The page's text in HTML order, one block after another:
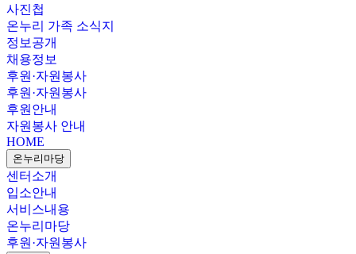
사진첩
온누리 가족 소식지
정보공개
채용정보
후원·자원봉사
후원·자원봉사
후원안내
자원봉사 안내
HOME
온누리마당
센터소개
입소안내
서비스내용
온누리마당
후원·자원봉사